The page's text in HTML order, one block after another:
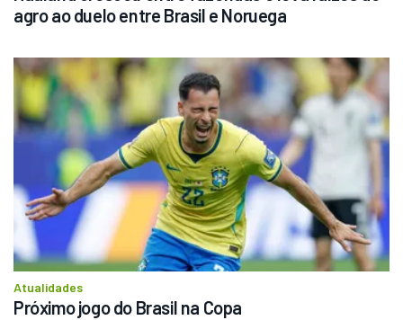
agro ao duelo entre Brasil e Noruega
Atualidades
Próximo jogo do Brasil na Copa